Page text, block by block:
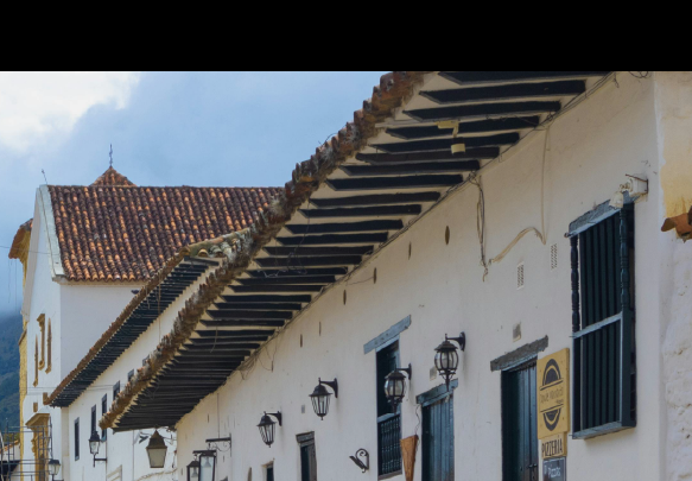
Gasolina
EMZOOM R-STYLE
2026